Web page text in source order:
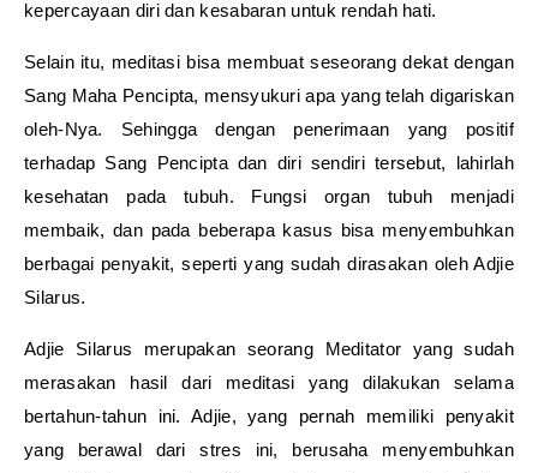
kepercayaan diri dan kesabaran untuk rendah hati.
Selain itu, meditasi bisa membuat seseorang dekat dengan
Sang Maha Pencipta, mensyukuri apa yang telah digariskan
oleh-Nya. Sehingga dengan penerimaan yang positif
terhadap Sang Pencipta dan diri sendiri tersebut, lahirlah
kesehatan pada tubuh. Fungsi organ tubuh menjadi
membaik, dan pada beberapa kasus bisa menyembuhkan
berbagai penyakit, seperti yang sudah dirasakan oleh Adjie
Silarus.
Adjie Silarus merupakan seorang Meditator yang sudah
merasakan hasil dari meditasi yang dilakukan selama
bertahun-tahun ini. Adjie, yang pernah memiliki penyakit
yang berawal dari stres ini, berusaha menyembuhkan